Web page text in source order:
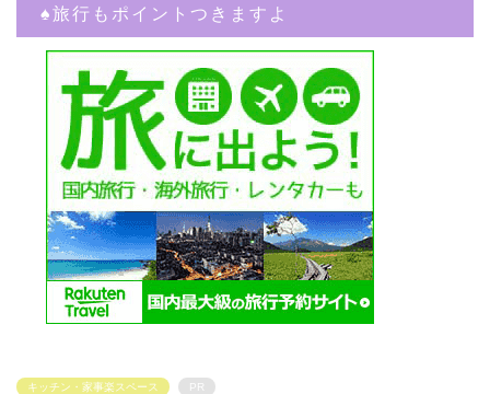
♠︎旅行もポイントつきますよ
キッチン・家事楽スペース PR